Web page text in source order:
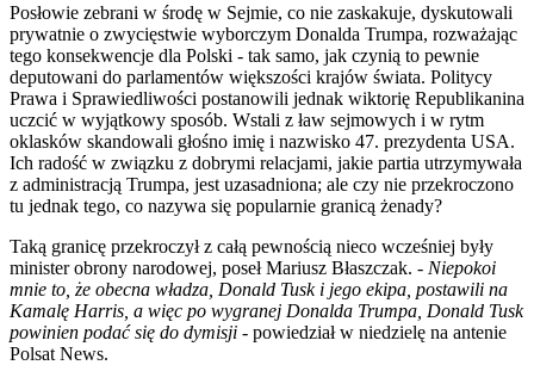
Posłowie zebrani w środę w Sejmie, co nie zaskakuje, dyskutowali
prywatnie o zwycięstwie wyborczym Donalda Trumpa, rozważając
tego konsekwencje dla Polski - tak samo, jak czynią to pewnie
deputowani do parlamentów większości krajów świata. Politycy
Prawa i Sprawiedliwości postanowili jednak wiktorię Republikanina
uczcić w wyjątkowy sposób. Wstali z ław sejmowych i w rytm
oklasków skandowali głośno imię i nazwisko 47. prezydenta USA.
Ich radość w związku z dobrymi relacjami, jakie partia utrzymywała
z administracją Trumpa, jest uzasadniona; ale czy nie przekroczono
tu jednak tego, co nazywa się popularnie granicą żenady?
Taką granicę przekroczył z całą pewnością nieco wcześniej były
minister obrony narodowej, poseł Mariusz Błaszczak. - Niepokoi
mnie to, że obecna władza, Donald Tusk i jego ekipa, postawili na
Kamalę Harris, a więc po wygranej Donalda Trumpa, Donald Tusk
powinien podać się do dymisji - powiedział w niedzielę na antenie
Polsat News.